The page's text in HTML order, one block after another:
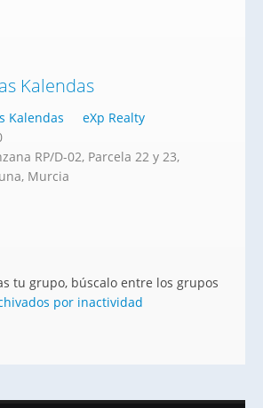
Kalendas
eXp Realty
RP/D-02, Parcela 22 y 23,
Murcia
tu grupo, búscalo entre los grupos
por inactividad